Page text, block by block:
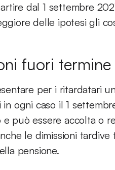
dal 1 settembre
delle ipotesi gli
fuori termine
per i ritardatari
ogni caso il 1
può essere accolta o
le dimissioni
pensione.